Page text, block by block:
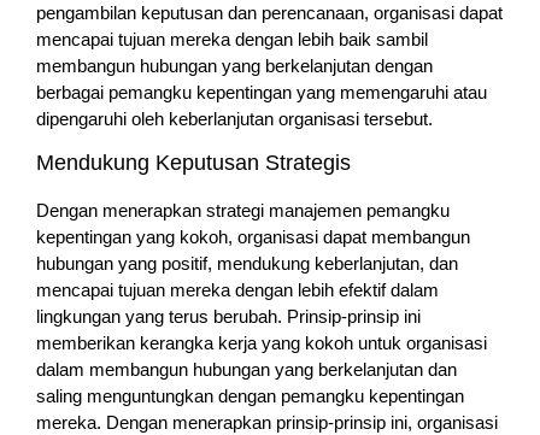
pengambilan keputusan dan perencanaan, organisasi dapat
mencapai tujuan mereka dengan lebih baik sambil
membangun hubungan yang berkelanjutan dengan
berbagai pemangku kepentingan yang memengaruhi atau
dipengaruhi oleh keberlanjutan organisasi tersebut.
Mendukung Keputusan Strategis
Dengan menerapkan strategi manajemen pemangku
kepentingan yang kokoh, organisasi dapat membangun
hubungan yang positif, mendukung keberlanjutan, dan
mencapai tujuan mereka dengan lebih efektif dalam
lingkungan yang terus berubah. Prinsip-prinsip ini
memberikan kerangka kerja yang kokoh untuk organisasi
dalam membangun hubungan yang berkelanjutan dan
saling menguntungkan dengan pemangku kepentingan
mereka. Dengan menerapkan prinsip-prinsip ini, organisasi